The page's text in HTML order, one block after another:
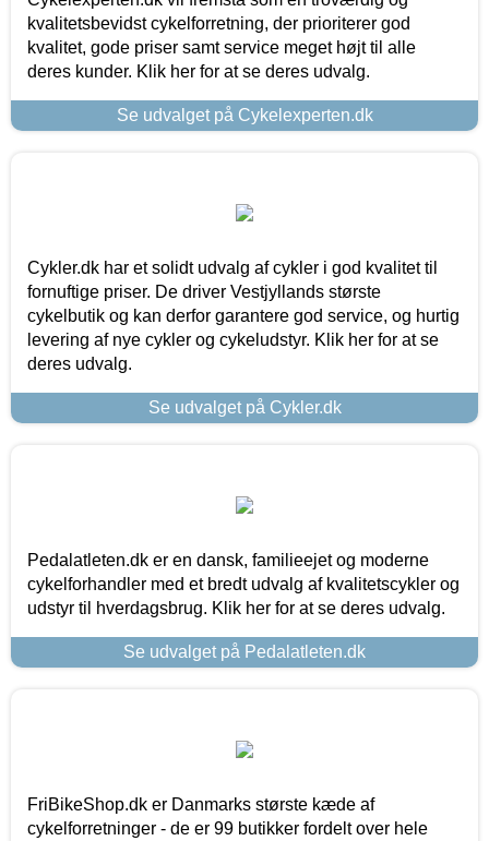
kvalitetsbevidst cykelforretning, der prioriterer god
kvalitet, gode priser samt service meget højt til alle
deres kunder. Klik her for at se deres udvalg.
Se udvalget på Cykelexperten.dk
Cykler.dk har et solidt udvalg af cykler i god kvalitet til
fornuftige priser. De driver Vestjyllands største
cykelbutik og kan derfor garantere god service, og hurtig
levering af nye cykler og cykeludstyr. Klik her for at se
deres udvalg.
Se udvalget på Cykler.dk
Pedalatleten.dk er en dansk, familieejet og moderne
cykelforhandler med et bredt udvalg af kvalitetscykler og
udstyr til hverdagsbrug. Klik her for at se deres udvalg.
Se udvalget på Pedalatleten.dk
FriBikeShop.dk er Danmarks største kæde af
cykelforretninger - de er 99 butikker fordelt over hele